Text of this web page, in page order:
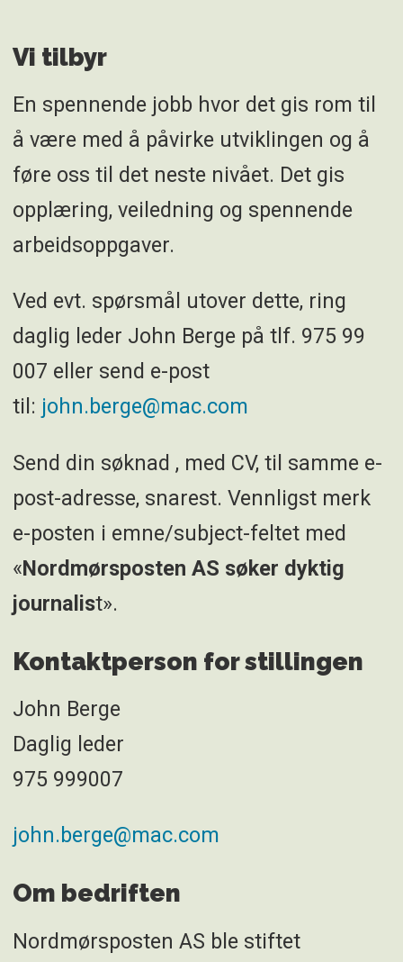
Vi tilbyr
En spennende jobb hvor det gis rom til
å være med å påvirke utviklingen og å
føre oss til det neste nivået. Det gis
opplæring, veiledning og spennende
arbeidsoppgaver.
Ved evt. spørsmål utover dette, ring
daglig leder John Berge på tlf. 975 99
007 eller send e-post
til: john.berge@mac.com
Send din søknad , med CV, til samme e-
post-adresse, snarest. Vennligst merk
e-posten i emne/subject-feltet med
«Nordmørsposten AS søker dyktig
journalist».
Kontaktperson for stillingen
John Berge
Daglig leder
975 999007
john.berge@mac.com
Om bedriften
Nordmørsposten AS ble stiftet